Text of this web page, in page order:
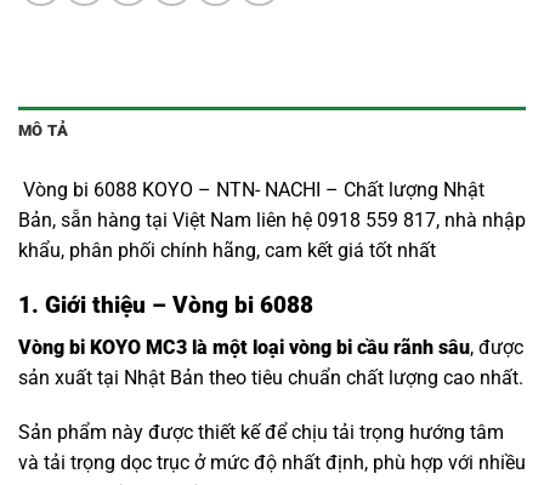
MÔ TẢ
Vòng bi 6088 KOYO – NTN- NACHI – Chất lượng Nhật
Bản, sẵn hàng tại Việt Nam liên hệ 0918 559 817, nhà nhập
khẩu, phân phối chính hãng, cam kết giá tốt nhất
1. Giới thiệu – Vòng bi 6088
Vòng bi KOYO MC3 là một loại vòng bi cầu rãnh sâu, được
sản xuất tại Nhật Bản theo tiêu chuẩn chất lượng cao nhất.
Sản phẩm này được thiết kế để chịu tải trọng hướng tâm
và tải trọng dọc trục ở mức độ nhất định, phù hợp với nhiều